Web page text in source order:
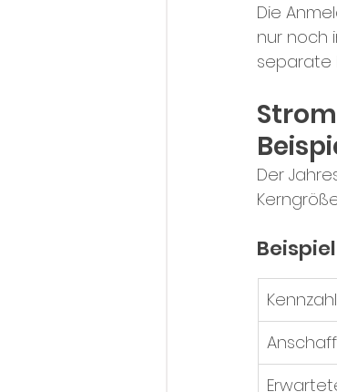
Die
nur noch
separate
Der
Kennzahl